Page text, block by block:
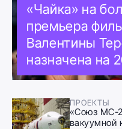
«Чайка» на
премьера
Валентины
назначена на
ПРОЕКТЫ
«Союз МС-
вакуумной